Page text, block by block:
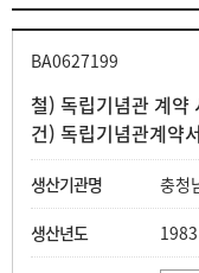
BA0627199
철) 독립기념관 계약
건) 독립기념관계약
충청
1983